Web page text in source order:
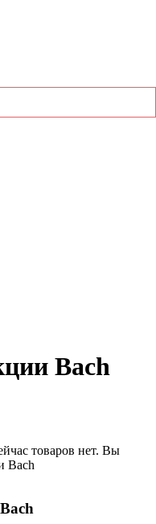
Bach
товаров нет. Вы
Bach